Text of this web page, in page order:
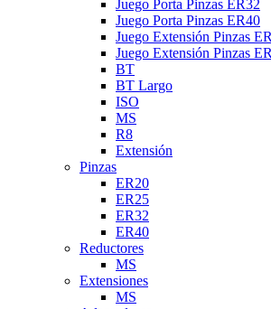
Juego Porta Pinzas ER32
Juego Porta Pinzas ER40
Juego Extensión Pinzas
Juego Extensión Pinzas
BT
BT Largo
ISO
MS
R8
Extensión
Pinzas
ER20
ER25
ER32
ER40
Reductores
MS
Extensiones
MS